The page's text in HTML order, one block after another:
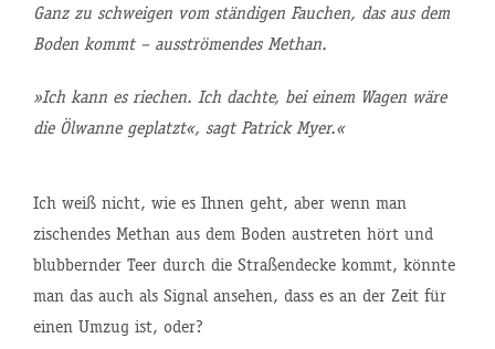
Ganz zu schweigen vom ständigen Fauchen, das aus dem
Boden kommt – ausströmendes Methan.
»Ich kann es riechen. Ich dachte, bei einem Wagen wäre
die Ölwanne geplatzt«, sagt Patrick Myer.«
Ich weiß nicht, wie es Ihnen geht, aber wenn man
zischendes Methan aus dem Boden austreten hört und
blubbernder Teer durch die Straßendecke kommt, könnte
man das auch als Signal ansehen, dass es an der Zeit für
einen Umzug ist, oder?